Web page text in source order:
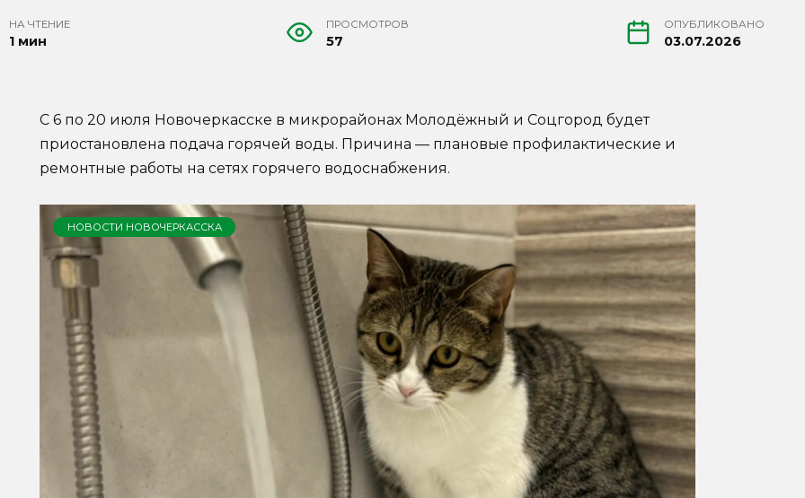
НА ЧТЕНИЕ
1 мин
ПРОСМОТРОВ
57
ОПУБЛИКОВАНО
03.07.2026
С 6 по 20 июля Новочеркасске в микрорайонах Молодёжный и Соцгород будет
приостановлена подача горячей воды. Причина — плановые профилактические и
ремонтные работы на сетях горячего водоснабжения.
НОВОСТИ НОВОЧЕРКАССКА